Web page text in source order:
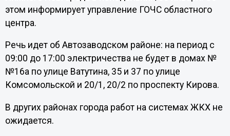
этом информирует управление ГОЧС областного
центра.
Речь идет об Автозаводском районе: на период с
09:00 до 17:00 электричества не будет в домах №
№16а по улице Ватутина, 35 и 37 по улице
Комсомольской и 20/1, 20/2 по проспекту Кирова.
В других районах города работ на системах ЖКХ не
ожидается.